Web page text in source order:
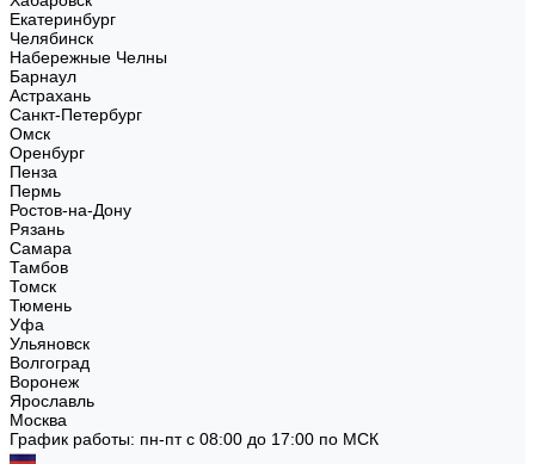
Екатеринбург
Челябинск
Набережные Челны
Барнаул
Астрахань
Санкт-Петербург
Омск
Оренбург
Пенза
Пермь
Ростов-на-Дону
Рязань
Самара
Тамбов
Томск
Тюмень
Уфа
Ульяновск
Волгоград
Воронеж
Ярославль
Москва
График работы: пн-пт с 08:00 до 17:00 по МСК